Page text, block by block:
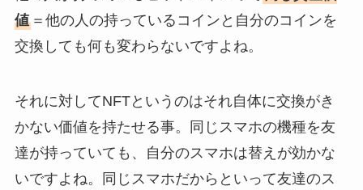
値＝他の人の持っているコインと自分のコインを
交換しても何も変わらないですよね。
それに対してNFTというのはそれ自体に交換がき
かない価値を持たせる事。同じスマホの機種を友
達が持っていても、自分のスマホは替えが効かな
いですよね。同じスマホだからといって友達のス